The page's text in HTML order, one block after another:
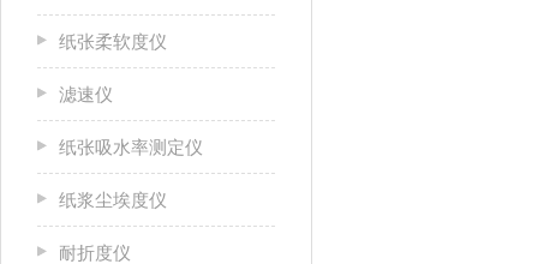
纸张柔软度仪
滤速仪
纸张吸水率测定仪
纸浆尘埃度仪
耐折度仪